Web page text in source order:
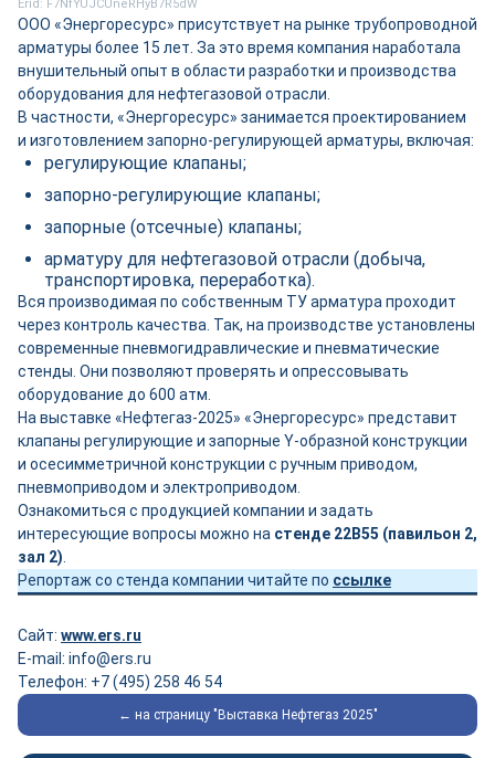
Erid: F7NfYUJCUneRHyB7R5dW
ООО «Энергоресурс» присутствует на рынке трубопроводной
арматуры более 15 лет. За это время компания наработала
внушительный опыт в области разработки и производства
оборудования для нефтегазовой отрасли.
В частности, «Энергоресурс» занимается проектированием
и изготовлением запорно-регулирующей арматуры, включая:
регулирующие клапаны;
запорно-регулирующие клапаны;
запорные (отсечные) клапаны;
арматуру для нефтегазовой отрасли (добыча,
транспортировка, переработка).
Вся производимая по собственным ТУ арматура проходит
через контроль качества. Так, на производстве установлены
современные пневмогидравлические и пневматические
стенды. Они позволяют проверять и опресcовывать
оборудование до 600 атм.
На выставке «Нефтегаз-2025» «Энергоресурс» представит
клапаны регулирующие и запорные Y-образной конструкции
и осесимметричной конструкции с ручным приводом,
пневмоприводом и электроприводом.
Ознакомиться с продукцией компании и задать
интересующие вопросы можно на стенде 22В55 (павильон 2,
зал 2)
Репортаж со стенда компании читайте по ссылке
Сайт: www.ers.ru
E-mail: info@ers.ru
Телефон: +7 (495) 258 46 54
← на страницу "Выставка Нефтегаз 2025"
Обзор выставки Нефтегаз-2026